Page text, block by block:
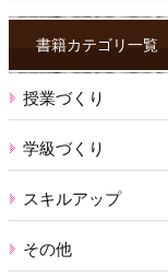
ク
ス書籍カテゴリ一覧
授業づくり
学級づくり
スキルアップ
その他